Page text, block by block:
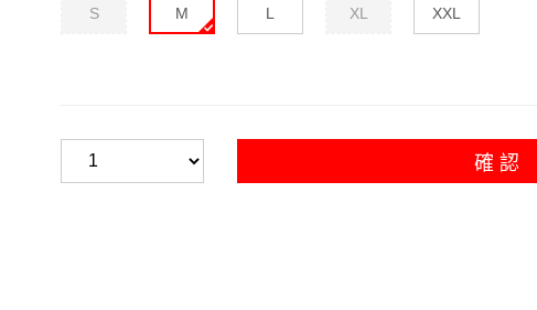
S M L XL XXL
確 認